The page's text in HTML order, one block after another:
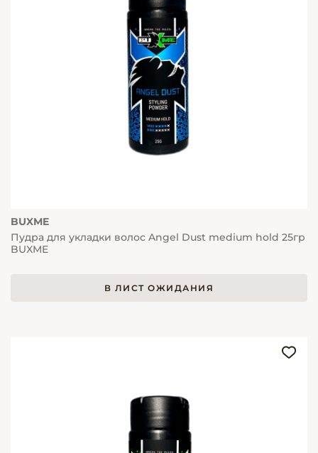
BUXME
Пудра для укладки волос Angel Dust medium hold 25гр
BUXME
В ЛИСТ ОЖИДАНИЯ